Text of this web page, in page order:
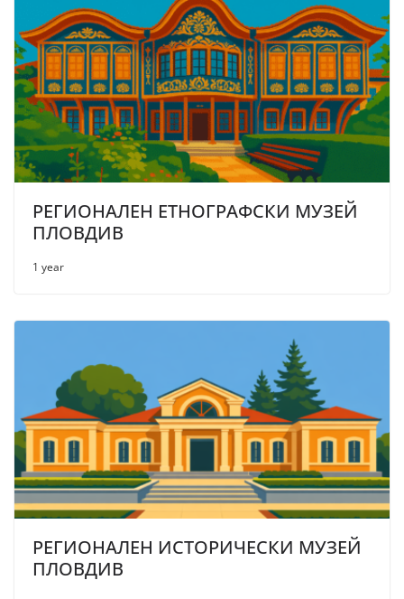
РЕГИОНАЛЕН ЕТНОГРАФСКИ МУЗЕЙ
ПЛОВДИВ
1 year
РЕГИОНАЛЕН ИСТОРИЧЕСКИ МУЗЕЙ
ПЛОВДИВ